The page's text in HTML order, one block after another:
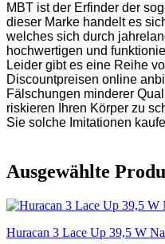
MBT ist der Erfinder der
dieser Marke handelt es
welches sich durch
hochwertigen und
Leider gibt es eine Reihe
Discountpreisen online
Fälschungen minderer
riskieren Ihren Körper zu
Sie solche Imitationen
Ausgewählte
Huracan 3 Lace Up 39,5 W